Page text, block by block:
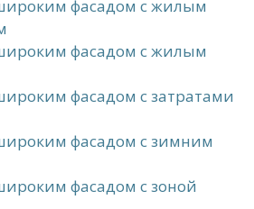
фасадом с жилым
фасадом с жилым
фасадом с затратами
фасадом с зимним
фасадом с зоной